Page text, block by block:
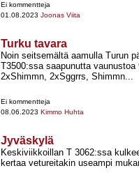
Ei kommentteja
01.08.2023 Joonas Viita
Turku tavara
Noin seitsemältä aamulla Turun
T3500:ssa saapunutta
2xShimmn, 2xSggrrs, Shimmn...
Ei kommentteja
08.06.2023 Kimmo Huhta
Jyväskylä
Keskiviikkoillan T 3062:ssa
kertaa vetureitakin useampi